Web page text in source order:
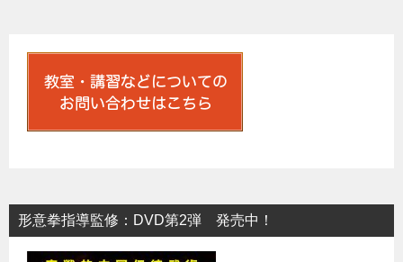
形意拳指導監修：DVD第2弾 発売中！